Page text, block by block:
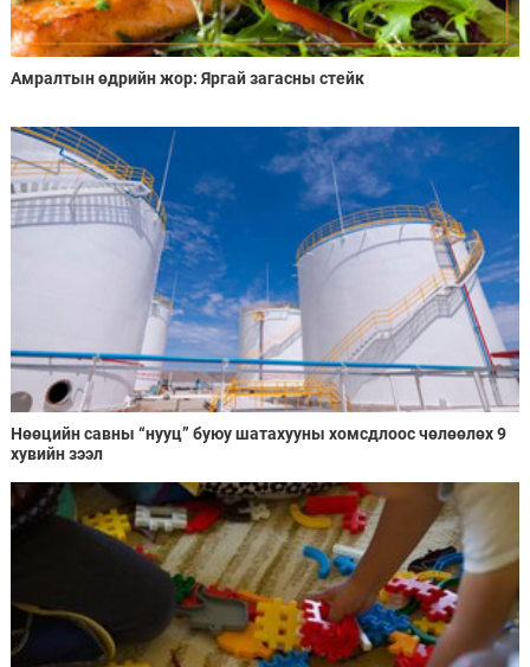
Амралтын өдрийн жор: Яргай загасны стейк
Нөөцийн савны “нууц” буюу шатахууны хомсдлоос чөлөөлөх 9
хувийн зээл